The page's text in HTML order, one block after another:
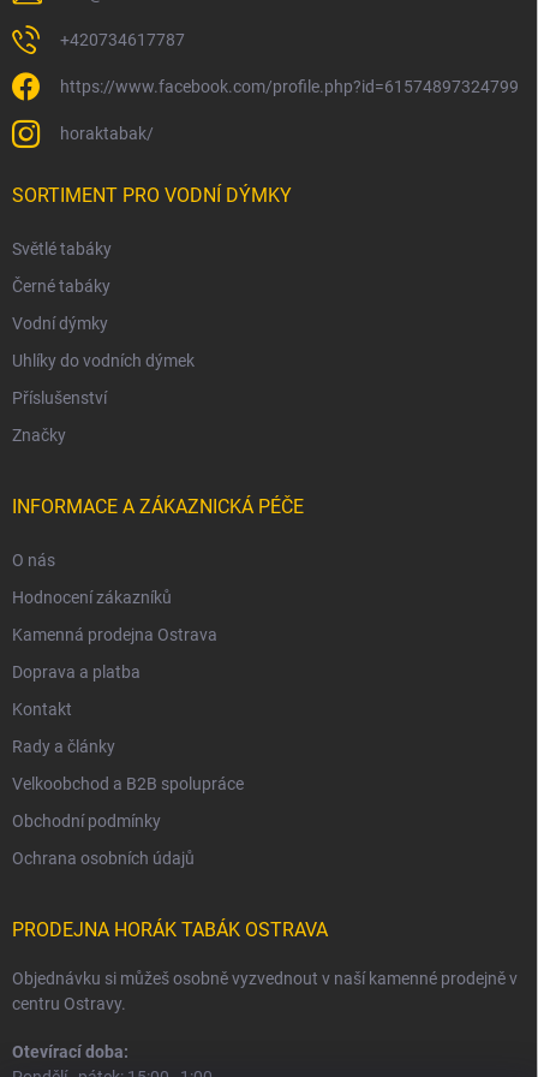
+420734617787
https://www.facebook.com/profile.php?id=61574897324799
horaktabak/
SORTIMENT PRO VODNÍ DÝMKY
Světlé tabáky
Černé tabáky
Vodní dýmky
Uhlíky do vodních dýmek
Příslušenství
Značky
INFORMACE A ZÁKAZNICKÁ PÉČE
O nás
Hodnocení zákazníků
Kamenná prodejna Ostrava
Doprava a platba
Kontakt
Rady a články
Velkoobchod a B2B spolupráce
Obchodní podmínky
Ochrana osobních údajů
PRODEJNA HORÁK TABÁK OSTRAVA
Objednávku si můžeš osobně vyzvednout v naší kamenné prodejně v
centru Ostravy.
Otevírací doba: